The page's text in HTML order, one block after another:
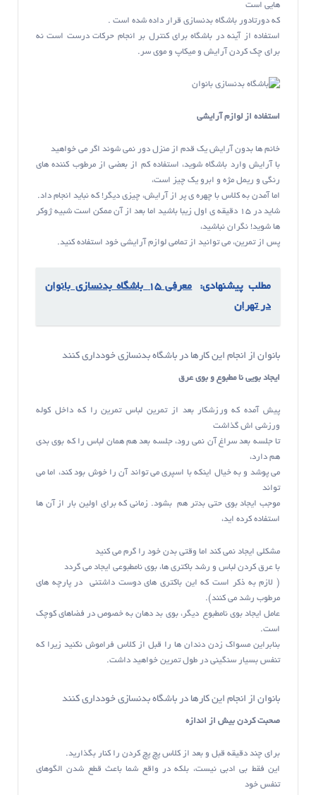
هایی است
که دورتادور باشگاه بدنسازی قرار داده شده است .
استفاده از آینه در باشگاه برای کنترل بر انجام حرکات درست است نه
برای چک کردن آرایش و میکاپ و موی سر.
استفاده از لوازم آرایشی
خانم ها بدون آرایش یک قدم از منزل دور نمی شوند اگر می خواهید
با آرایش وارد باشگاه شوید، استفاده کم از بعضی از مرطوب کننده های
رنگی و ریمل مژه و ابرو یک چیز است،
اما آمدن به کلاس با چهره ی پر از آرایش، چیزی دیگر! که نباید انجام داد.
شاید در ۱۵ دقیقه ی اول زیبا باشید اما بعد از آن ممکن است شبیه ژوکر
ها شوید! نگران نباشید،
پس از تمرین، می توانید از تمامی لوازم آرایشی خود استفاده کنید.
مطلب پیشنهادی:
معرفی 15 باشگاه بدنسازی بانوان
در تهران
بانوان از انجام این کارها در باشگاه بدنسازی خودداری کنند
ایجاد بویی نا مطبوع و بوی عرق
پیش آمده که ورزشکار بعد از تمرین لباس تمرین را که داخل کوله
ورزشی اش گذاشت
تا جلسه بعد سراغ آن نمی رود، جلسه بعد هم همان لباس را که بوی بدی
هم دارد،
می پوشد و به خیال اینکه با اسپری می تواند آن را خوش بود کند، اما می
تواند
موجب ایجاد بوی حتی بدتر هم بشود. زمانی که برای اولین بار از آن ها
استفاده کرده اید،
مشکلی ایجاد نمی کند اما وقتی بدن خود را گرم می کنید
با عرق کردن لباس و رشد باکتری ها، بوی نامطبوعی ایجاد می گردد
( لازم به ذکر است که این باکتری های دوست داشتنی در پارچه های
مرطوب رشد می کنند).
عامل ایجاد بوی نامطبوع دیگر، بوی بد دهان به خصوص در فضاهای کوچک
است.
بنابراین مسواک زدن دندان ها را قبل از کلاس فراموش نکنید زیرا که
تنفس بسیار سنگینی در طول تمرین خواهید داشت.
بانوان از انجام این کارها در باشگاه بدنسازی خودداری کنند
صحبت کردن بیش از اندازه
برای چند دقیقه قبل و بعد از کلاس پچ پچ کردن را کنار بگذارید.
این فقط بی ادبی نیست، بلکه در واقع شما باعث قطع شدن الگوهای
تنفس خود